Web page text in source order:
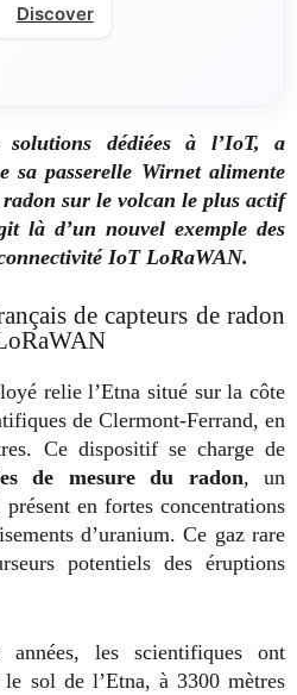
Discover
solutions dédiées à l’IoT, a
sa passerelle Wirnet alimente
sur le volcan le plus actif
là d’un nouvel exemple des
IoT LoRaWAN.
de capteurs de radon
relie l’Etna situé sur la côte
de Clermont-Ferrand, en
Ce dispositif se charge de
de mesure du radon, un
en fortes concentrations
d’uranium. Ce gaz rare
potentiels des éruptions
années, les scientifiques ont
sol de l’Etna, à 3300 mètres